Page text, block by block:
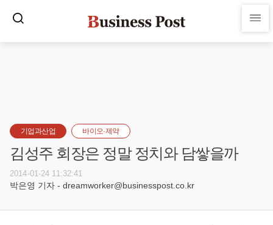
기업과산업 바이오·제약
김성주 회장은 정말 정치와 담쌓을까
2014-01-24 11:32:41
박은영 기자 - dreamworker@businesspost.co.kr